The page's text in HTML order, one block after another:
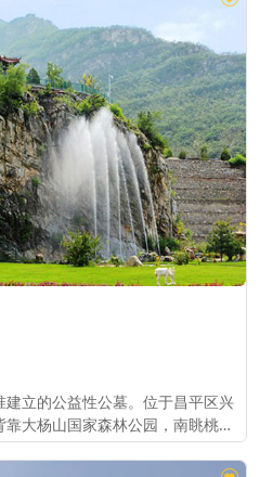
立的公益性公墓。位于昌平区兴
大杨山国家森林公园，南眺桃峪
密运河由东向西静静流淌。